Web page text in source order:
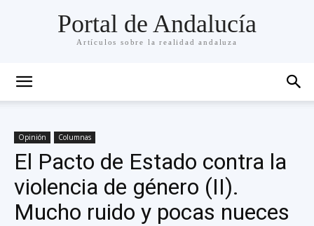
Portal de Andalucía
Artículos sobre la realidad andaluza
Opinión Columnas
El Pacto de Estado contra la
violencia de género (II).
Mucho ruido y pocas nueces